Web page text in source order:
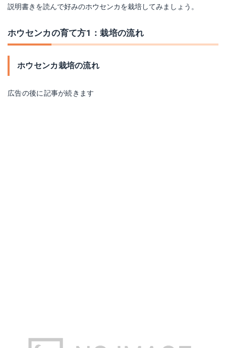
説明書きを読んで好みのホウセンカを栽培してみましょう。
ホウセンカの育て方1：栽培の流れ
ホウセンカ栽培の流れ
広告の後に記事が続きます